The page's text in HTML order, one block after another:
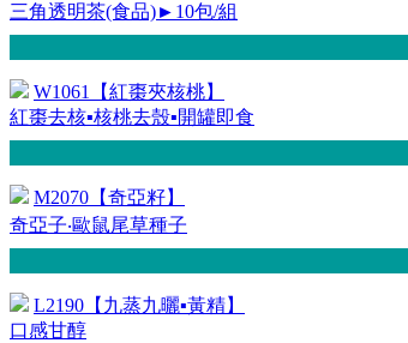
三角透明茶(食品)►10包/組
W1061【紅棗夾核桃】
紅棗去核▪核桃去殼▪開罐即食
M2070【奇亞籽】
奇亞子‧歐鼠尾草種子
L2190【九蒸九曬▪黃精】
口感甘醇